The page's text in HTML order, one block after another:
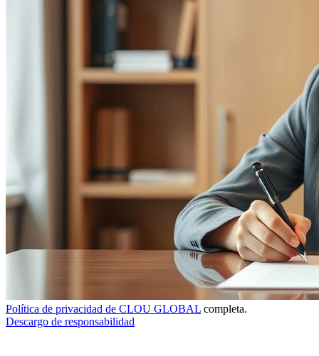
Política de privacidad de CLOU GLOBAL completa.
Descargo de responsabilidad